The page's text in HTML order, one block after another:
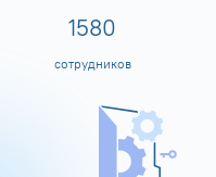
1600
сотрудников